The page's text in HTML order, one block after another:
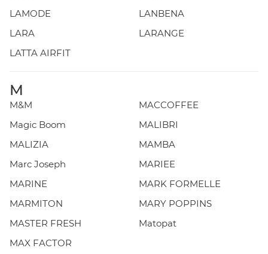
LAMODE
LANBENA
LARA
LARANGE
LATTA AIRFIT
M
M&M
MACCOFFEE
Magic Boom
MALIBRI
MALIZIA
MAMBA
Marc Joseph
MARIEE
MARINE
MARK FORMELLE
MARMITON
MARY POPPINS
MASTER FRESH
Matopat
MAX FACTOR